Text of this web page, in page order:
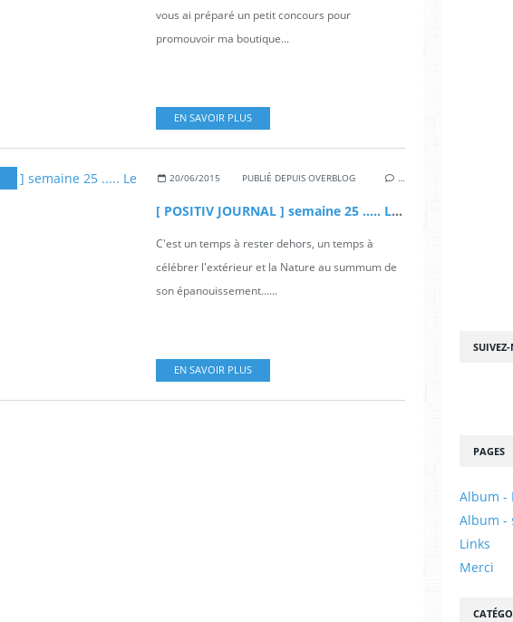
vous ai préparé un petit concours pour
promouvoir ma boutique...
EN SAVOIR PLUS
20/06/2015 PUBLIÉ DEPUIS OVERBLOG …
[ POSITIV JOURNAL ] semaine 25 ..... Le JarDin
C'est un temps à rester dehors, un temps à
célébrer l'extérieur et la Nature au summum de
son épanouissement......
EN SAVOIR PLUS
PAGES
Album -
Album -
Links
Merci